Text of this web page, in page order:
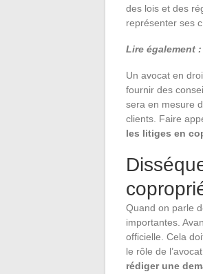
des lois et des
représenter ses
Lire également :
Un avocat en
fournir des
sera en mesure
clients. Faire
les litiges en
Quand on parle
importantes.
officielle. Cela
le rôle de
rédiger une